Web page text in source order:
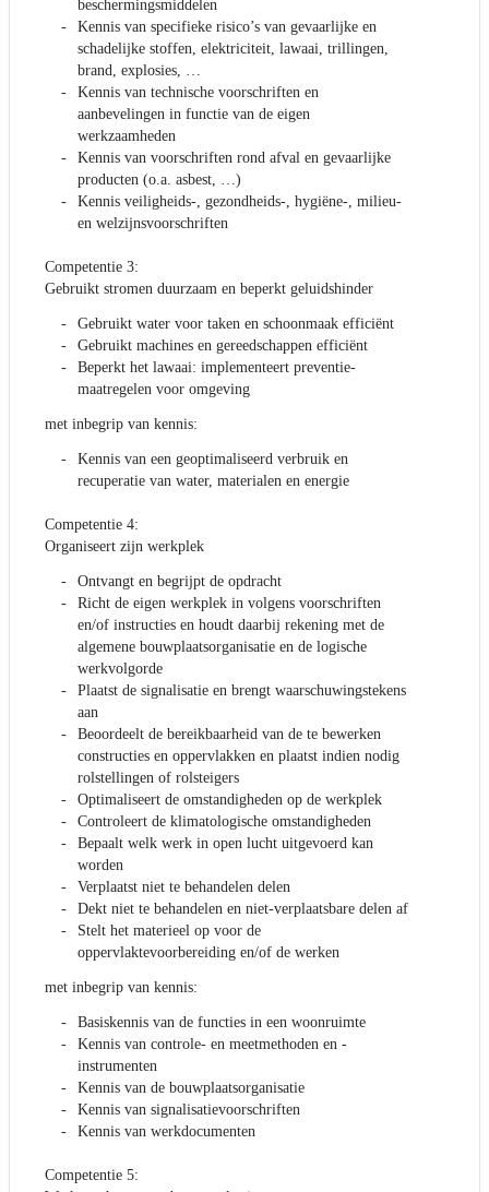
beschermingsmiddelen
Kennis van specifieke risico’s van gevaarlijke en
schadelijke stoffen, elektriciteit, lawaai, trillingen,
brand, explosies, …
Kennis van technische voorschriften en
aanbevelingen in functie van de eigen
werkzaamheden
Kennis van voorschriften rond afval en gevaarlijke
producten (o.a. asbest, …)
Kennis veiligheids-, gezondheids-, hygiëne-, milieu-
en welzijnsvoorschriften
Competentie 3:
Gebruikt stromen duurzaam en beperkt geluidshinder
Gebruikt water voor taken en schoonmaak efficiënt
Gebruikt machines en gereedschappen efficiënt
Beperkt het lawaai: implementeert preventie-
maatregelen voor omgeving
met inbegrip van kennis:
Kennis van een geoptimaliseerd verbruik en
recuperatie van water, materialen en energie
Competentie 4:
Organiseert zijn werkplek
Ontvangt en begrijpt de opdracht
Richt de eigen werkplek in volgens voorschriften
en/of instructies en houdt daarbij rekening met de
algemene bouwplaatsorganisatie en de logische
werkvolgorde
Plaatst de signalisatie en brengt waarschuwingstekens
aan
Beoordeelt de bereikbaarheid van de te bewerken
constructies en oppervlakken en plaatst indien nodig
rolstellingen of rolsteigers
Optimaliseert de omstandigheden op de werkplek
Controleert de klimatologische omstandigheden
Bepaalt welk werk in open lucht uitgevoerd kan
worden
Verplaatst niet te behandelen delen
Dekt niet te behandelen en niet-verplaatsbare delen af
Stelt het materieel op voor de
oppervlaktevoorbereiding en/of de werken
met inbegrip van kennis:
Basiskennis van de functies in een woonruimte
Kennis van controle- en meetmethoden en -
instrumenten
Kennis van de bouwplaatsorganisatie
Kennis van signalisatievoorschriften
Kennis van werkdocumenten
Competentie 5: